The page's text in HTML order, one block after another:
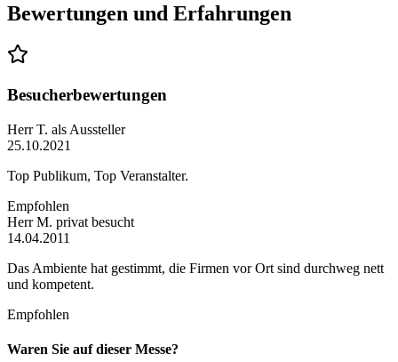
Bewertungen und Erfahrungen
Besucherbewertungen
Herr T. als Aussteller
25.10.2021
Top Publikum, Top Veranstalter.
Empfohlen
Herr M. privat besucht
14.04.2011
Das Ambiente hat gestimmt, die Firmen vor Ort sind durchweg nett
und kompetent.
Empfohlen
Waren Sie auf dieser Messe?